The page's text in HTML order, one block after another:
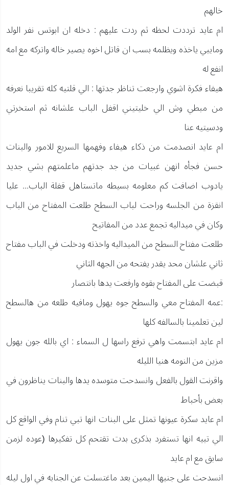
خالهم
ام عايد ترددت لحظه ثم ردت عليهم : دخله ان ابوتس نفر الولد
ومايبي ياخذه ويظلمه بسب ان قاتل اخوه يصير خاله واتركه مع امه
انفع له
هيفاء فكرة اشوي وارجعت تناظر جدتها : الي قلتيه كله تقريبا نعرفه
من مبطي وش الي خليتيني اقفل الباب علشانه ثم استخرتي
ودسيتيه عنا
ام عايد انصدمت من ذكاء هيفاء وفهمها السريع للامور والبنات
حسن فجأه انهن غبيات من جد جدتهم ماعلمتهم بشي جديد
يادوب اضافت كم معلومه بسيطه ماتستاهل قفلة الباب... عليا
انقزة من الجلسه وراحت لباب السطح طلعت المفتاح من الباب
وكان في ميداليه تجمع عدد من المفاتيح
طلعت مفتاح السطح من الميداليه واخذته ودخلت في الباب مفتاح
ثاني علشان محد يقدر يفتحه من الجهه الثاني
قبضت على المفتاح بقوه وارفعت يدها بانتصار
:عمه المفتاح معي والسطح جوه يهول ومافيه طلعه من هالسطح
لين تعلمينا بالسالفه كلها
ام عايد ابتسمت واهي ترفع راسها ل السماء : اي بالله جون يهول
مزين من النومه هنيا الليله
واقرنت القول بالفعل وانسدحت متوسده يدها والبنات يناظرون في
بعض بأحباط
ام عايد سكرة عيونها تمثل على البنات انها تبي تنام وفي الواقع كل
الي تبيه انها تستفرد بذكرى بدت تقتحم كل تفكيرها (عوده لزمن
سابق مع ام عايد
انسدحت على جنبها اليمين بعد ماغتسلت عن الجنابه في اول ليله